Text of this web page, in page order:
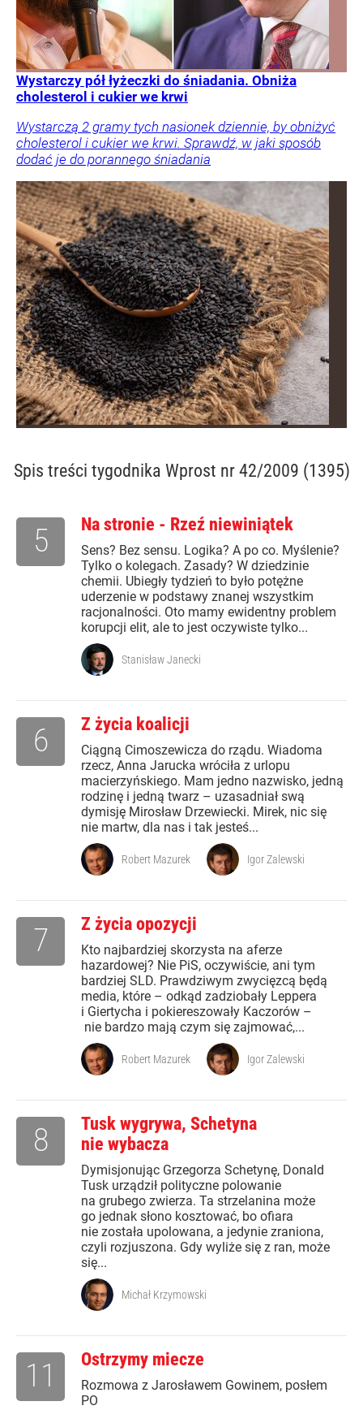
Wystarczy pół łyżeczki do śniadania. Obniża
cholesterol i cukier we krwi
Wystarczą 2 gramy tych nasionek dziennie, by obniżyć
cholesterol i cukier we krwi. Sprawdź, w jaki sposób
dodać je do porannego śniadania
Spis treści tygodnika Wprost nr 42/2009 (1395)
Na stronie - Rzeź niewiniątek
Sens? Bez sensu. Logika? A po co. Myślenie?
Tylko o kolegach. Zasady? W dziedzinie
chemii. Ubiegły tydzień to było potężne
uderzenie w podstawy znanej wszystkim
racjonalności. Oto mamy ewidentny problem
korupcji elit, ale to jest oczywiste tylko...
5
Stanisław Janecki
Z życia koalicji
Ciągną Cimoszewicza do rządu. Wiadoma
rzecz, Anna Jarucka wróciła z urlopu
macierzyńskiego. Mam jedno nazwisko, jedną
rodzinę i jedną twarz – uzasadniał swą
dymisję Mirosław Drzewiecki. Mirek, nic się
nie martw, dla nas i tak jesteś...
6
Robert Mazurek Igor Zalewski
Z życia opozycji
Kto najbardziej skorzysta na aferze
hazardowej? Nie PiS, oczywiście, ani tym
bardziej SLD. Prawdziwym zwycięzcą będą
media, które – odkąd zadziobały Leppera
i Giertycha i pokiereszowały Kaczorów –
nie bardzo mają czym się zajmować,...
7
Robert Mazurek Igor Zalewski
Tusk wygrywa, Schetyna
nie wybacza
Dymisjonując Grzegorza Schetynę, Donald
Tusk urządził polityczne polowanie
na grubego zwierza. Ta strzelanina może
go jednak słono kosztować, bo ofiara
nie została upolowana, a jedynie zraniona,
czyli rozjuszona. Gdy wyliże się z ran, może
się...
8
Michał Krzymowski
Ostrzymy miecze
Rozmowa z Jarosławem Gowinem, posłem
PO
11